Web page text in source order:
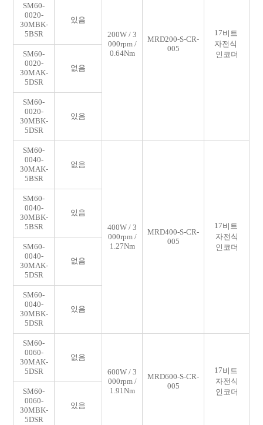
200W / 3
000rpm /
0.64Nm
MRD200-S-CR-
005
17비트
자전 식
인코더
SM60-
0020-
30MBK-
5BSR
있음
SM60-
0020-
30MAK-
5DSR
없음
SM60-
0020-
30MBK-
5DSR
있음
SM60-
0040-
30MAK-
5BSR
없음
400W / 3
000rpm /
1.27Nm
MRD400-S-CR-
005
17비트
자전식
인코더
SM60-
0040-
30MBK-
5BSR
있음
SM60-
0040-
30MAK-
5DSR
없음
SM60-
0040-
30MBK-
5DSR
있음
SM60-
0060-
30MAK-
5DSR
없음
600W / 3
000rpm /
1.91Nm
MRD600-S-CR-
005
17비트
자전식
인코더
SM60-
0060-
30MBK-
5DSR
있음